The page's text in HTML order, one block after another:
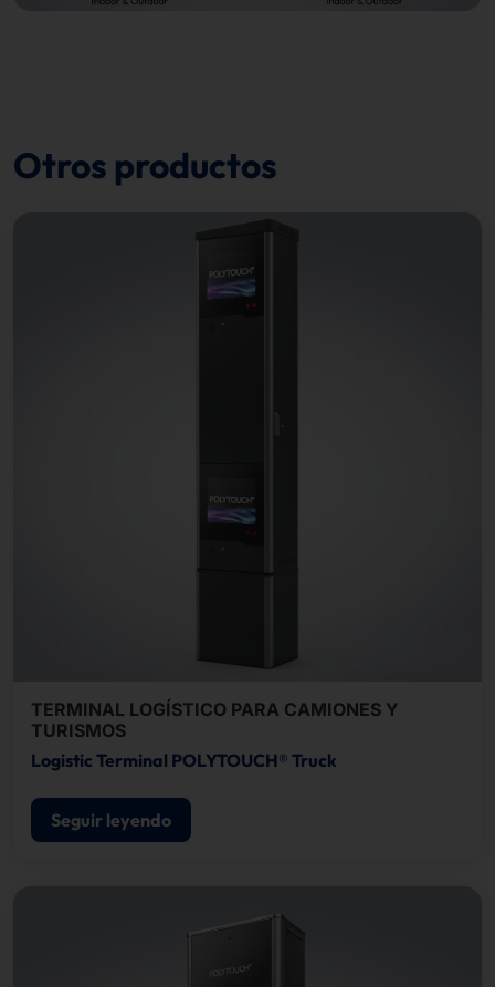
Otros productos
TERMINAL LOGÍSTICO PARA CAMIONES Y
TURISMOS
Logistic Terminal POLYTOUCH® Truck
Seguir leyendo